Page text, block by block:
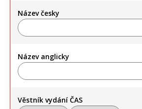
Název česky
Název anglicky
Věstník vydání ČAS